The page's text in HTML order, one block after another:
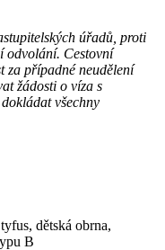
úřadů, proti
odvolání. Cestovní
za případné neudělení
žádosti o víza s
všechny
dětská obrna,
B